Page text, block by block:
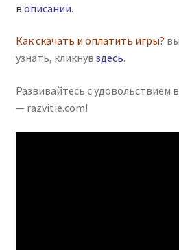
в описании.
Как скачать и оплатить игры?
узнать, кликнув здесь.
Развивайтесь с удовольствием
— razvitie.com!